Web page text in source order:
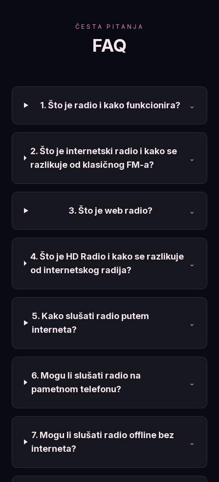
ČESTA PITANJA
FAQ
1. Što je radio i kako funkcionira? ⌄
2. Što je internetski radio i kako se
razlikuje od klasičnog FM-a?
⌄
3. Što je web radio? ⌄
4. Što je HD Radio i kako se razlikuje
od internetskog radija?
⌄
5. Kako slušati radio putem
interneta?
⌄
6. Mogu li slušati radio na
pametnom telefonu?
⌄
7. Mogu li slušati radio offline bez
interneta?
⌄